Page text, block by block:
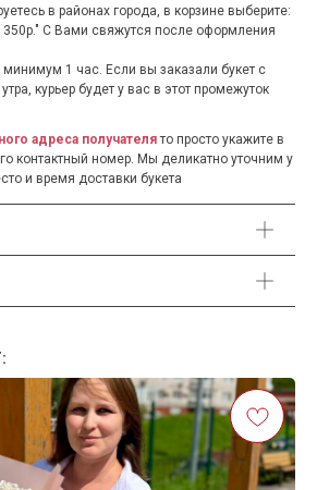
в районах города, в корзине выберите:
350р." С Вами свяжутся после оформления
минимум 1 час. Если вы заказали букет с
курьер будет у вас в этот промежуток
адреса получателя то просто укажите в
контактный номер. Мы деликатно уточним у
и время доставки букета